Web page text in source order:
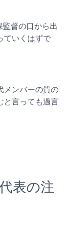
督の口から出
ていくはずで
メンバーの質の
と言っても過言
表の注